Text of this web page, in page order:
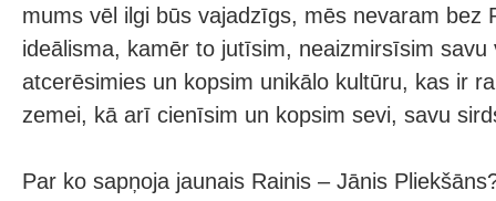
mums vēl ilgi būs vajadzīgs, mēs nevaram bez
ideālisma, kamēr to jutīsim, neaizmirsīsim savu
atcerēsimies un kopsim unikālo kultūru, kas ir
zemei, kā arī cienīsim un kopsim sevi, savu
Par ko sapņoja jaunais Rainis – Jānis